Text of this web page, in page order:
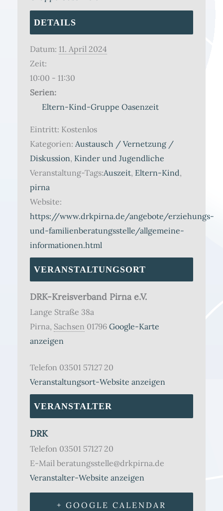
DETAILS
Datum: 11. April 2024
Zeit:
10:00 - 11:30
Serien:
Eltern-Kind-Gruppe Oasenzeit
Eintritt: Kostenlos
Kategorien: Austausch / Vernetzung /
Diskussion, Kinder und Jugendliche
Veranstaltung-Tags:Auszeit, Eltern-Kind,
pirna
Website:
https://www.drkpirna.de/angebote/erziehungs-
und-familienberatungsstelle/allgemeine-
informationen.html
VERANSTALTUNGSORT
DRK-Kreisverband Pirna e.V.
Lange Straße 38a
Pirna, Sachsen 01796 Google-Karte
anzeigen
Telefon 03501 57127 20
Veranstaltungsort-Website anzeigen
VERANSTALTER
DRK
Telefon 03501 57127 20
E-Mail beratungsstelle@drkpirna.de
Veranstalter-Website anzeigen
+ GOOGLE CALENDAR